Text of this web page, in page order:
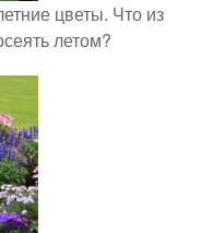
цветы. Что из
летом?